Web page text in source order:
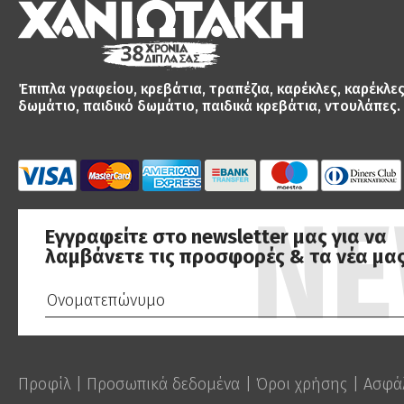
Έπιπλα γραφείου, κρεβάτια, τραπέζια, καρέκλες,
δωμάτιο, παιδικό δωμάτιο, παιδικά κρεβάτια, ντουλάπες.
Εγγραφείτε στο newsletter μας για να
λαμβάνετε τις προσφορές & τα νέα
Προφίλ Προσωπικά δεδομένα Όροι χρήσης